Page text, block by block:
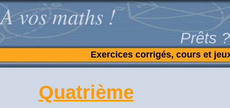
A vos maths !
Prêts
Exercices corrigés, cours et
Quatrième